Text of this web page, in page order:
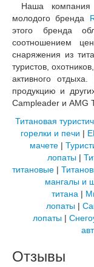
Наша компания
молодого бренда
этого бренда
соотношением
снаряжения из
туристов,
активного
продукцию и
Campleader и AMG
Титановая
горелки и печи |
мачете |
лопаты |
титановые |
мангалы и
титана |
лопаты|
лопаты|
Отзывы